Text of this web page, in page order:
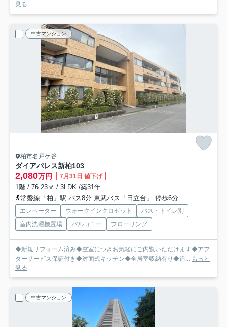
見る
中古マンション
柏市名戸ケ谷
ダイアパレス新柏103
2,080万円 7月31日 値下げ
1階 / 76.23㎡ / 3LDK /築31年
常磐線「柏」駅 バス8分 東武バス「日立台」 停歩6分
エレベーター ウォークインクロゼット
バス・トイレ別
室内洗濯機置場
バルコニー フローリング
◆新規リフォーム済み◆空室につきお気軽にご内覧いただけます◆アフ
ターサービス保証付き◆対面式キッチン◆全居室収納有り◆追... もっと
見る
中古マンション